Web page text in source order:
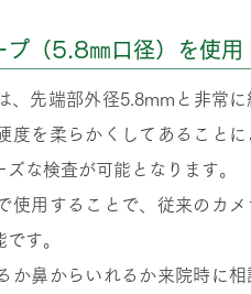
プ（5.8㎜口径）を使用
、先端部外径5.8mmと非常に
度を柔らかくしてあることに
な検査が可能となります。
使用することで、従来のカメ
す。
か鼻からいれるか来院時に相